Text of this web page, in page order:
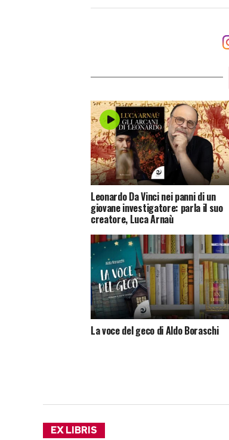
Leonardo Da Vinci nei panni di un
giovane investigatore: parla il suo
creatore, Luca Arnaù
La voce del geco di Aldo Boraschi
EX LIBRIS